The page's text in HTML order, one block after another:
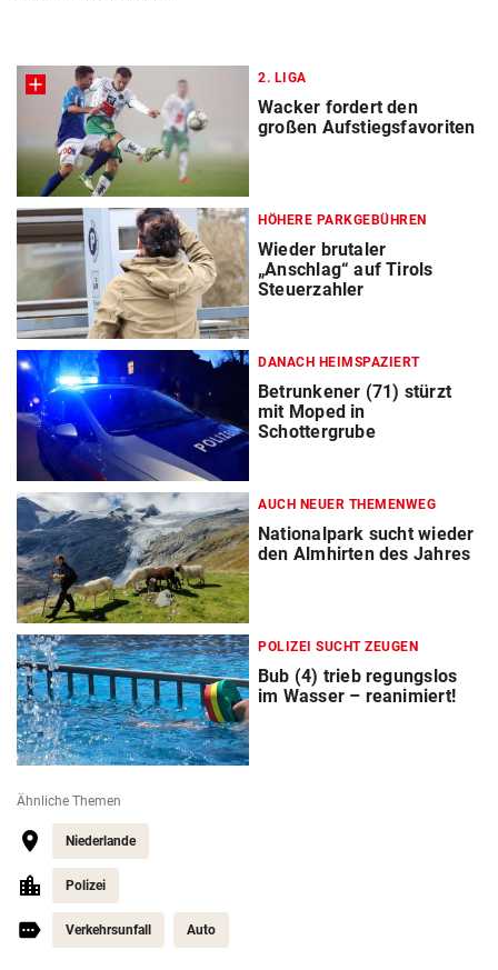
2. LIGA
Wacker fordert den
großen Aufstiegsfavoriten
HÖHERE PARKGEBÜHREN
Wieder brutaler
„Anschlag“ auf Tirols
Steuerzahler
DANACH HEIMSPAZIERT
Betrunkener (71) stürzt
mit Moped in
Schottergrube
AUCH NEUER THEMENWEG
Nationalpark sucht wieder
den Almhirten des Jahres
POLIZEI SUCHT ZEUGEN
Bub (4) trieb regungslos
im Wasser – reanimiert!
Ähnliche Themen
Niederlande
Polizei
Verkehrsunfall Auto